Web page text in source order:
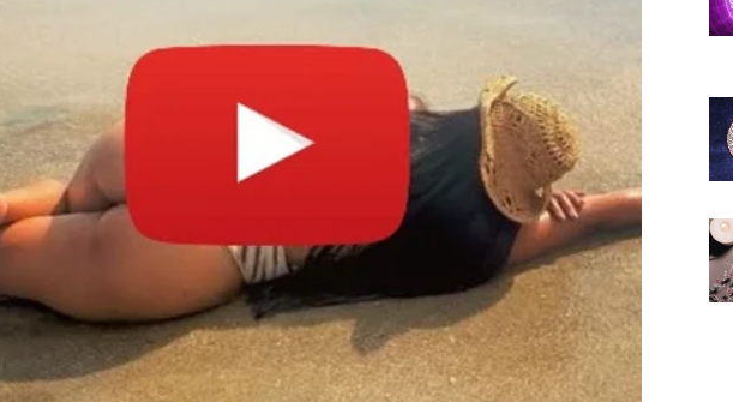
PROCES: RAZMIŠLJANJE KOJE MENJA
ovog dana jeste to što vas poziv iz prošlosti tera da razmislite, ali ne na
jača. Vi danas ne tražite odgovore od drugih. Vi ih nalazite u sebi.